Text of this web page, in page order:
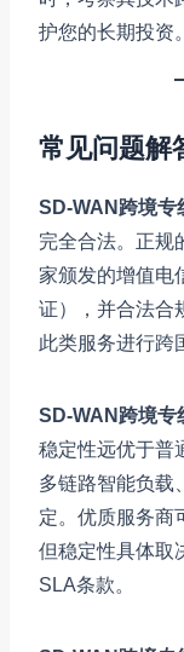
护您的长期投资。
常见问题解
SD-WAN跨境专
完全合法。正规
家颁发的增值电
证），并合法合
此类服务进行跨
SD-WAN跨境专
稳定性远优于普
多链路智能负载
定。优质服务商
但稳定性具体取
SLA条款。